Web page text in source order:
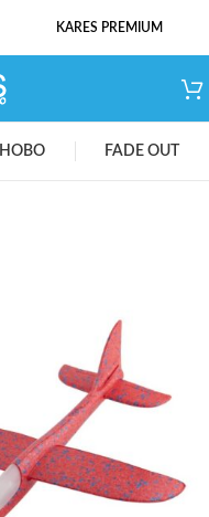
KARES PREMIUM
НОВО FADE OUT